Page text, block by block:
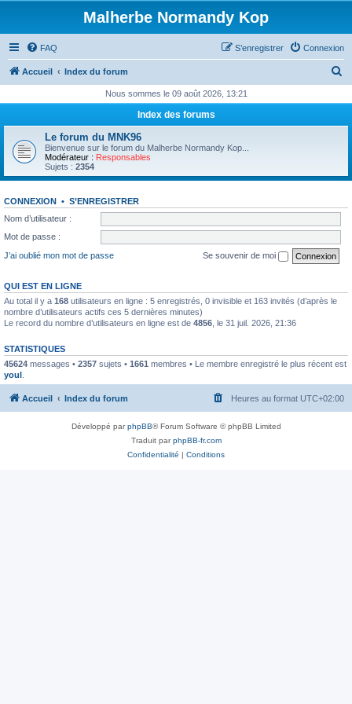
Malherbe Normandy Kop
FAQ Connexion
S’enregistrer
Accueil Index du forum
h
c
Nous sommes le 09 août 2026, 13:21
Index des forums
Le forum du MNK96
Bienvenue sur le forum du Malherbe Normandy Kop...
Modérateur : Responsables
Sujets : 2354
CONNEXION • S’ENREGISTRER
Nom d’utilisateur :
Mot de passe :
J’ai oublié mon mot de passe
Se souvenir de moi
QUI EST EN LIGNE
Au total il y a 168 utilisateurs en ligne : 5 enregistrés, 0 invisible et 163 invités (d’après le
nombre d’utilisateurs actifs ces 5 dernières minutes)
Le record du nombre d’utilisateurs en ligne est de 4856 , le 31 juil. 2026, 21:36
STATISTIQUES
45624 messages • 2357 sujets • 1661 membres • Le membre enregistré le plus récent est
youl
Accueil Index du forum Heures au format UTC+02:00
Développé parphpBB® Forum Software © phpBB Limited
Traduit parphpBB-fr.com
Confidentialité | Conditions